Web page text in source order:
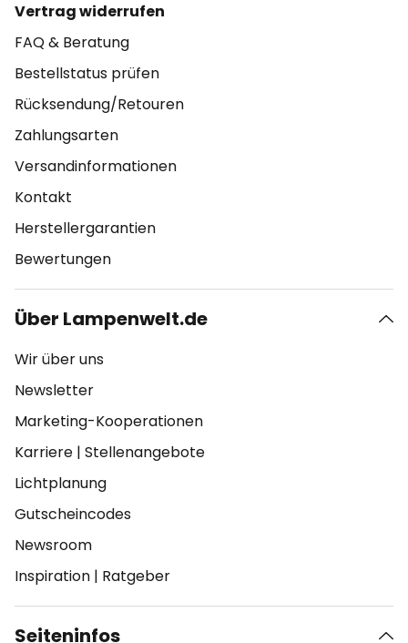
Vertrag widerrufen
FAQ & Beratung
Bestellstatus prüfen
Rücksendung/Retouren
Zahlungsarten
Versandinformationen
Kontakt
Herstellergarantien
Bewertungen
Über Lampenwelt.de
Wir über uns
Newsletter
Marketing-Kooperationen
Karriere | Stellenangebote
Lichtplanung
Gutscheincodes
Newsroom
Inspiration | Ratgeber
Seiteninfos